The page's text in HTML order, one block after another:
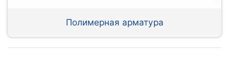
Полимерная арматура